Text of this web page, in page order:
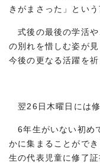
きがまさった」とい
式後の最後の学活や
の別れを惜しむ姿が
今後の更なる活躍を祈
翌26日木曜日には修
6年生がいない初め
かに集まることがで
生の代表児童に修了